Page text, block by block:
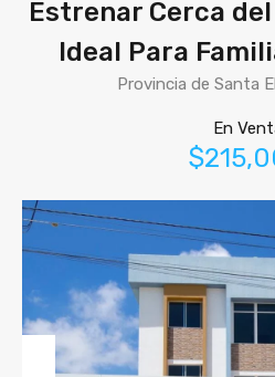
Estrenar Cerca
Ideal Para
Provincia de Santa
En